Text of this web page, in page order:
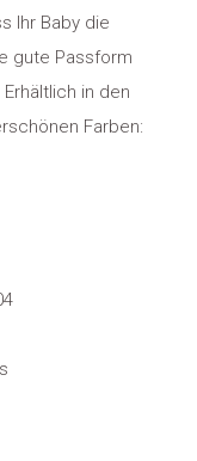
Ihr Baby die
gute Passform
in den
Farben: